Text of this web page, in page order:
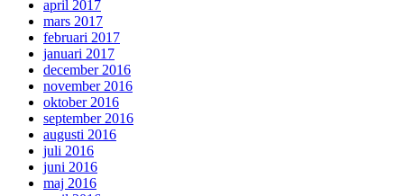
april 2017
mars 2017
februari 2017
januari 2017
december 2016
november 2016
oktober 2016
september 2016
augusti 2016
juli 2016
juni 2016
maj 2016